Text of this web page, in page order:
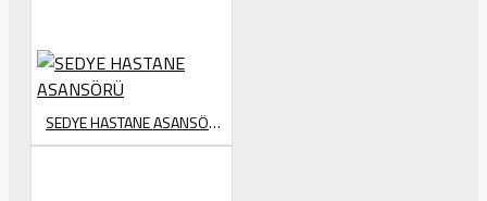
SEDYE HASTANE ASANSÖRÜ